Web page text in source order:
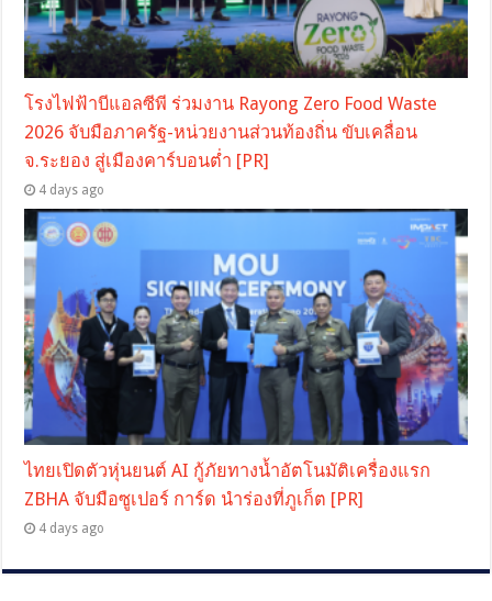
โรงไฟฟ้าบีแอลซีพี ร่วมงาน Rayong Zero Food Waste
2026 จับมือภาครัฐ-หน่วยงานส่วนท้องถิ่น ขับเคลื่อน
จ.ระยอง สู่เมืองคาร์บอนต่ำ [PR]
4 days ago
ไทยเปิดตัวหุ่นยนต์ AI กู้ภัยทางน้ำอัตโนมัติเครื่องแรก
ZBHA จับมือซูเปอร์ การ์ด นำร่องที่ภูเก็ต [PR]
4 days ago